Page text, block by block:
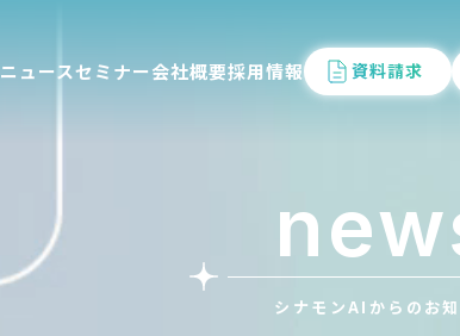
ニュースセミナー会社概要採用情報 資料請求
シナモンAIからのお